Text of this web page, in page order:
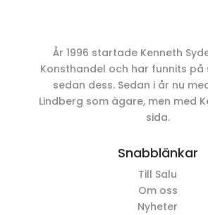
År 1996 startade Kenneth
Konsthandel och har funnits
sedan dess. Sedan i år nu
Lindberg som ägare, men med
sida.
Snabblänkar
Till Salu
Om oss
Nyheter